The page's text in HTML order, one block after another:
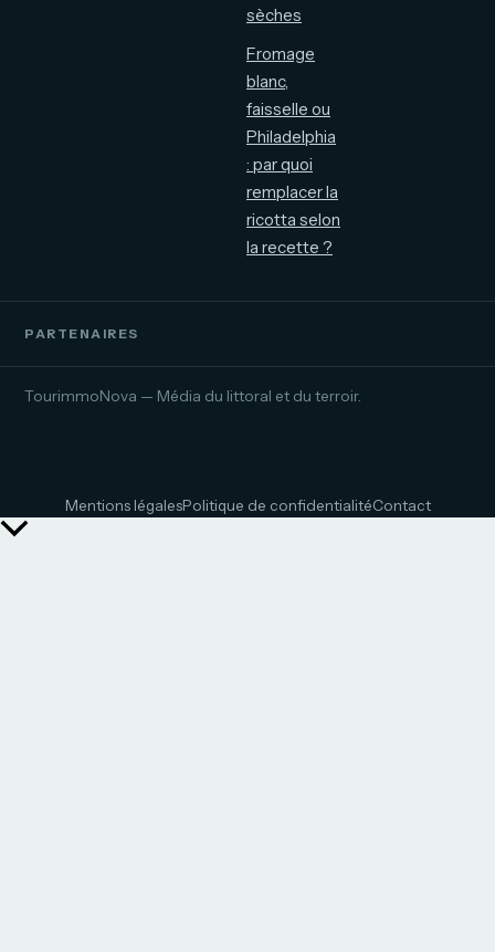
sèches
Fromage
blanc,
faisselle ou
Philadelphia
: par quoi
remplacer la
ricotta selon
la recette ?
PARTENAIRES
TourimmoNova — Média du littoral et du terroir.
Mentions légalesPolitique de confidentialitéContact